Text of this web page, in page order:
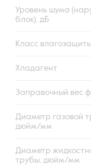
Уровень шума
блок), дБ
Класс
Хладагент
Заправочный вес
Диаметр газовой
дюйм/мм
Диаметр
трубы, дюйм/мм